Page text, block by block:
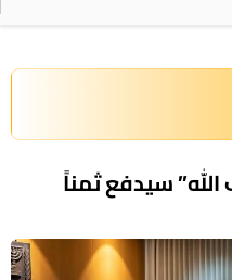
سيدفع ثمناً